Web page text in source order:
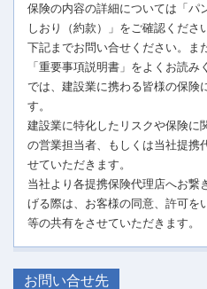
保険の内容の詳細については「パ
しおり（約款）」をご確認くださ
下記までお問い合せください。ま
「重要事項説明書」をよくお読み
では、建設業に携わる皆様の保険
す。
建設業に特化したリスクや保険に
の営業担当者、もしくは当社提携
せていただきます。
当社より各提携保険代理店へお繋
げる際は、お客様の同意、許可を
等の共有をさせていただきます。
お問い合せ先